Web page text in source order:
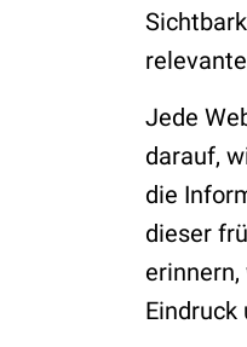
Jede
darauf,
die
dieser
Eindruck